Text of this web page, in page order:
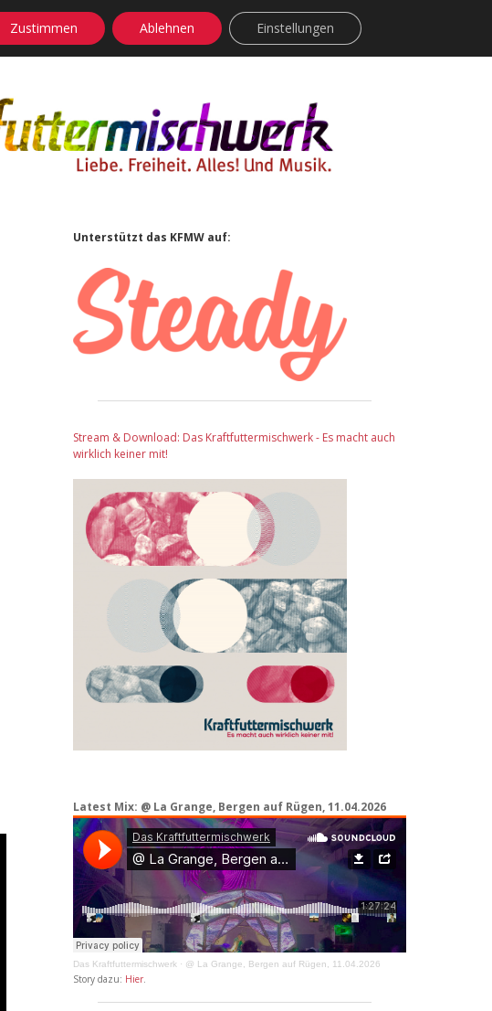
facebook
instagram
rss soundcloud
vimeoBluesky
Sidebar
Unterstützt das KFMW auf:
Stream & Download: Das Kraftfuttermischwerk - Es macht auch
wirklich keiner mit!
Latest Mix: @ La Grange, Bergen auf Rügen, 11.04.2026
Das Kraftfuttermischwerk · @ La Grange, Bergen auf Rügen, 11.04.2026
Story dazu: Hier.
Zustimmen Ablehnen Einstellungen